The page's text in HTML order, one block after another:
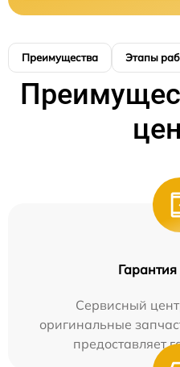
Преимущества Этапы
Сервисный
оригинальные
предоставляет